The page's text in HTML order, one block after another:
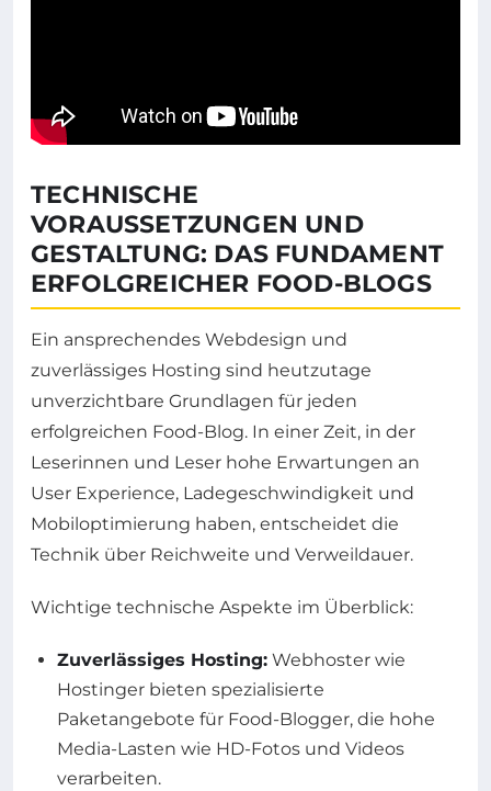
TECHNISCHE
VORAUSSETZUNGEN UND
GESTALTUNG: DAS FUNDAMENT
ERFOLGREICHER FOOD-BLOGS
Ein ansprechendes Webdesign und
zuverlässiges Hosting sind heutzutage
unverzichtbare Grundlagen für jeden
erfolgreichen Food-Blog. In einer Zeit, in der
Leserinnen und Leser hohe Erwartungen an
User Experience, Ladegeschwindigkeit und
Mobiloptimierung haben, entscheidet die
Technik über Reichweite und Verweildauer.
Wichtige technische Aspekte im Überblick:
Zuverlässiges Hosting: Webhoster wie
Hostinger bieten spezialisierte
Paketangebote für Food-Blogger, die hohe
Media-Lasten wie HD-Fotos und Videos
verarbeiten.